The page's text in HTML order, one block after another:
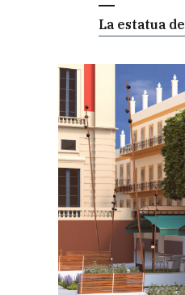
La estatua